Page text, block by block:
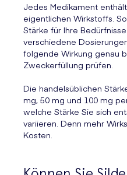
Jedes Medikament
eigentlichen Wirkstoffs.
Stärke für Ihre
verschiedene
folgende Wirkung genau
Zweckerfüllung prüfen.
Die handelsüblichen
mg, 50 mg und 100 mg
welche Stärke Sie sich
variieren. Denn mehr
Kosten.